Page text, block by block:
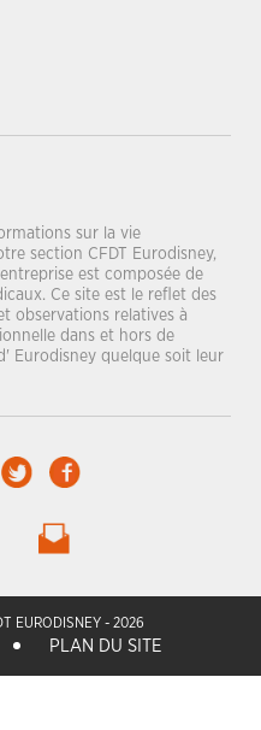
sur la vie
section CFDT Eurodisney,
est composée de
Ce site est le reflet des
observations relatives à
dans et hors de
Eurodisney quelque soit leur
EURODISNEY - 2026
PLAN DU SITE